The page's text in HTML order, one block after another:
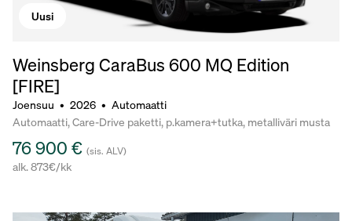
Uusi
Weinsberg CaraBus 600 MQ Edition
[FIRE]
Joensuu • 2026 • Automaatti
Automaatti, Care-Drive paketti, p.kamera+tutka, metalliväri musta
76 900 € (sis. ALV)
alk. 873€/kk